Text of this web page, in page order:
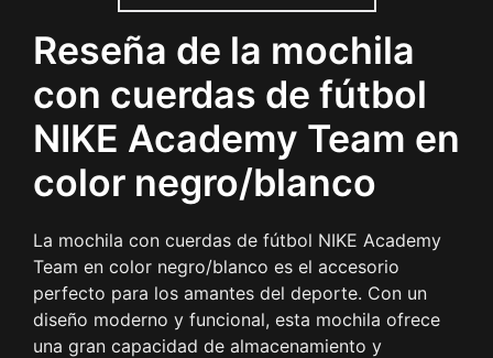
Reseña de la mochila
con cuerdas de fútbol
NIKE Academy Team en
color negro/blanco
La mochila con cuerdas de fútbol NIKE Academy
Team en color negro/blanco es el accesorio
perfecto para los amantes del deporte. Con un
diseño moderno y funcional, esta mochila ofrece
una gran capacidad de almacenamiento y